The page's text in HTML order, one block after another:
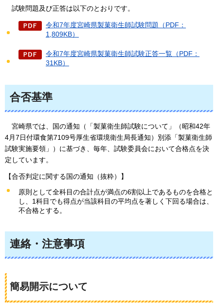
試験問題及び正答は以下のとおりです。
令和7年度宮崎県製菓衛生師試験問題（PDF：
1,809KB）
令和7年度宮崎県製菓衛生師試験正答一覧（PDF：
31KB）
合否基準
宮崎県では、国の通知（「製菓衛生師試験について」（昭和42年
4月7日付環食第7109号厚生省環境衛生局長通知）別添「製菓衛生師
試験実施要領」）に基づき、毎年、試験委員会において合格点を決
定しています。
【合否判定に関する国の通知（抜粋）】
原則として全科目の合計点が満点の6割以上であるものを合格と
し、1科目でも得点が当該科目の平均点を著しく下回る場合は、
不合格とする。
連絡・注意事項
簡易開示について